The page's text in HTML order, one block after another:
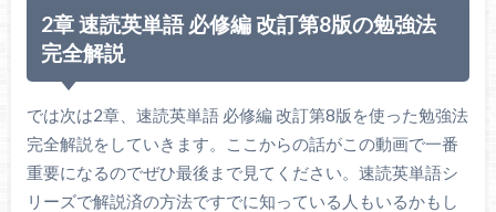
2章 速読英単語 必修編 改訂第8版の勉強法
完全解説
では次は2章、速読英単語 必修編 改訂第8版を使った勉強法
完全解説をしていきます。ここからの話がこの動画で一番
重要になるのでぜひ最後まで見てください。速読英単語シ
リーズで解説済の方法ですでに知っている人もいるかもし